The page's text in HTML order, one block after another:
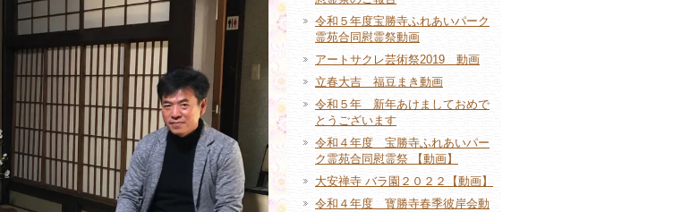
令和５年度宝勝寺ふれあいパーク
霊苑合同慰霊祭動画
アートサクレ芸術祭2019 動画
立春大吉 福豆まき動画
令和５年 新年あけましておめで
とうございます
令和４年度 宝勝寺ふれあいパー
ク霊苑合同慰霊祭 【動画】
大安禅寺 バラ園２０２２【動画】
令和４年度 寳勝寺春季彼岸会動